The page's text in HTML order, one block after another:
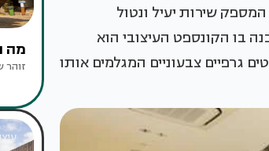
שירות יעיל ונטול
בו הקונספט העיצובי הוא
גרפיים צבעוניים המגלמים אותו
מה
זוהר